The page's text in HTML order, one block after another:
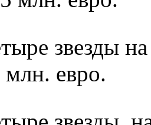
звезды
евро.